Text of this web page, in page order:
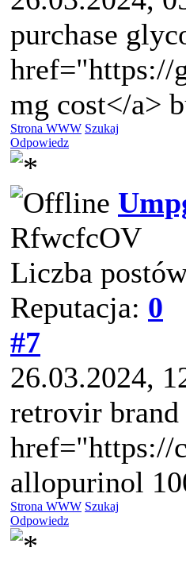
purchase
href="https://
mg cost</a>
Strona WWW Szukaj
Odpowiedz
RfwcfcOV
Liczba
Reputacja: 0
#7
26.03.2024,
retrovir brand
href="https://
allopurinol
Strona WWW Szukaj
Odpowiedz